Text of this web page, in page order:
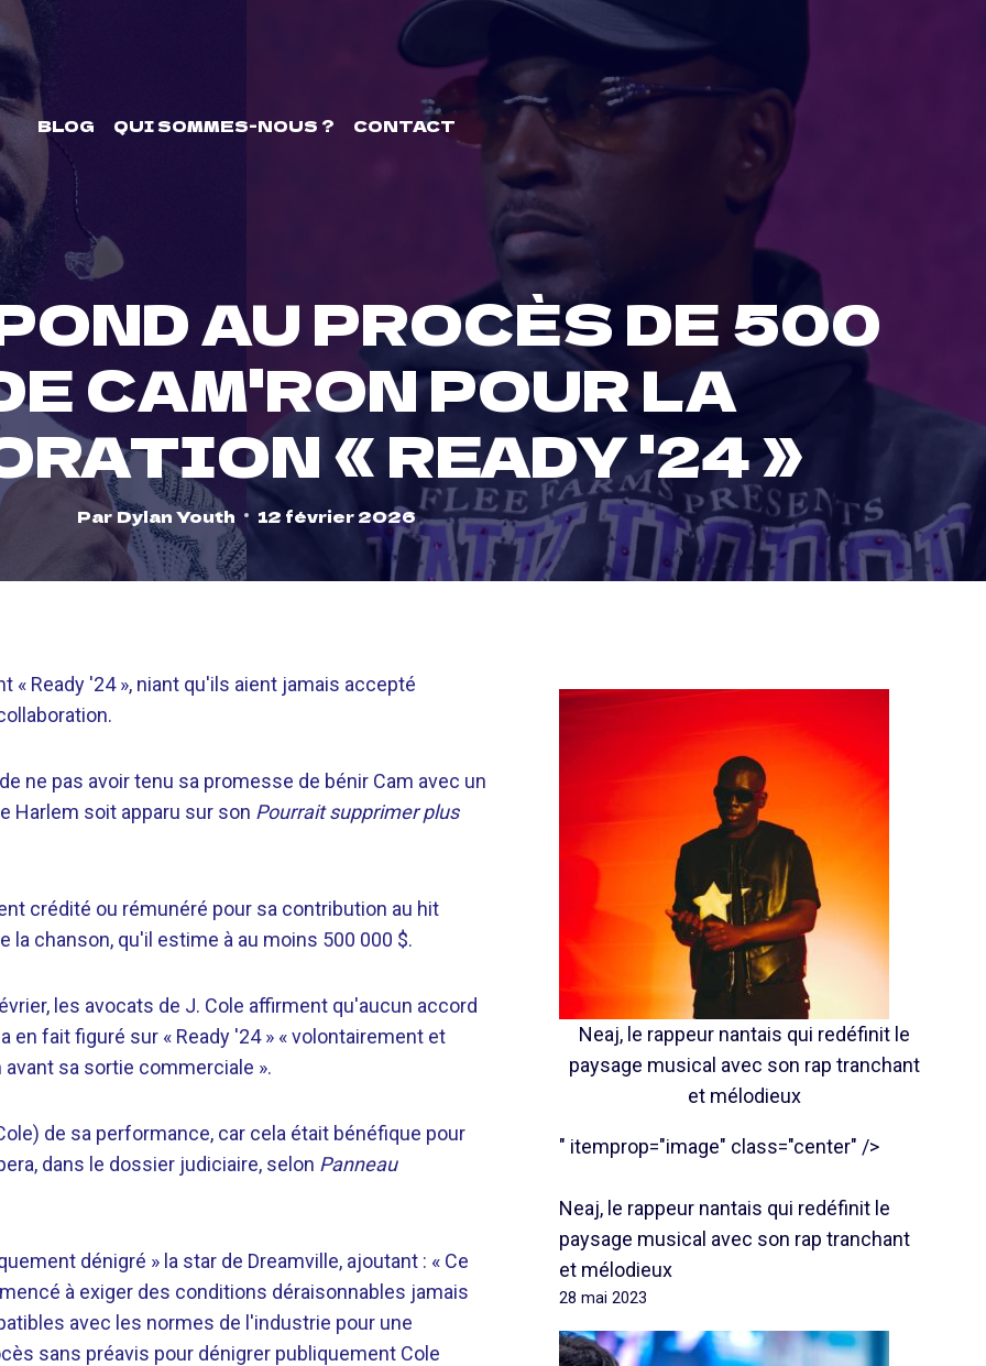
BLOG QUI SOMMES-NOUS ? CONTACT
AU PROCÈS DE 500
CAM'RON POUR LA
« READY '24 »
ParDylan Youth 12 février 2026
« Ready '24 », niant qu'ils aient jamais accepté
ne pas avoir tenu sa promesse de bénir Cam avec un
Harlem soit apparu sur son Pourrait supprimer plus
crédité ou rémunéré pour sa contribution au hit
la chanson, qu'il estime à au moins 500 000 $.
les avocats de J. Cole affirment qu'aucun accord
fait figuré sur « Ready '24 » « volontairement et
sa sortie commerciale ».
de sa performance, car cela était bénéfique pour
dans le dossier judiciaire, selon Panneau
dénigré » la star de Dreamville, ajoutant : « Ce
à exiger des conditions déraisonnables jamais
avec les normes de l'industrie pour une
sans préavis pour dénigrer publiquement Cole
Neaj, le rappeur nantais qui redéfinit le
paysage musical avec son rap tranchant
et mélodieux
" itemprop="image" class="center" />
Neaj, le rappeur nantais qui redéfinit le
paysage musical avec son rap tranchant
et mélodieux
28 mai 2023